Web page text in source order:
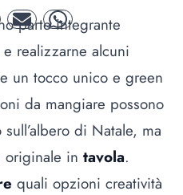
mail whatsapp
parte integrante
realizzarne alcuni
un tocco unico e green
da mangiare possono
sull’albero di Natale, ma
originale in tavola.
quali opzioni creatività